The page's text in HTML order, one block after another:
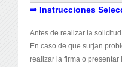
⇒ Instrucciones
Antes de realizar la
En caso de que surjan
realizar la firma o